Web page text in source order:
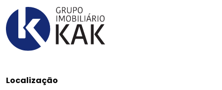
Localização